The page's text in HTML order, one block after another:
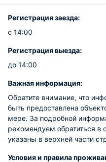
Регистрация заезда:
с 14:00
Регистрация выезда:
до 14:00
Важная информация:
Обратите внимание, что
быть предоставлена
мере. За подробной
рекомендуем обратиться в
указаны в верхней части
Условия и правила